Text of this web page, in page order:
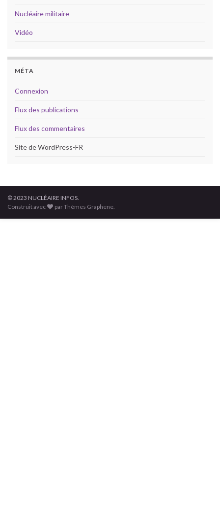
Nucléaire militaire
Vidéo
MÉTA
Connexion
Flux des publications
Flux des commentaires
Site de WordPress-FR
© 2023 NUCLÉAIRE INFOS.
Construit avec
par Thèmes Graphene.